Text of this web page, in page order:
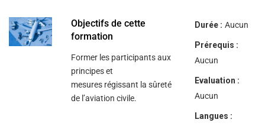
navigate
and
interact
Objectifs de cette
formation
Former les participants aux
principes et
mesures régissant la sûreté
de l’aviation civile.
Durée : Aucun
Prérequis :
Aucun
Evaluation :
Aucun
Langues :